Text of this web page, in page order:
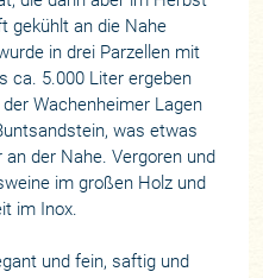
gekühlt an die Nahe
in drei Parzellen mit
ca. 5.000 Liter ergeben
Wachenheimer Lagen
was etwas
der Nahe. Vergoren und
im großen Holz und
im Inox.
und fein, saftig und